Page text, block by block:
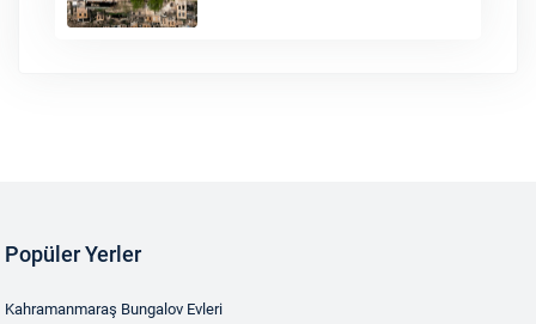
Popüler Yerler
Kahramanmaraş Bungalov Evleri